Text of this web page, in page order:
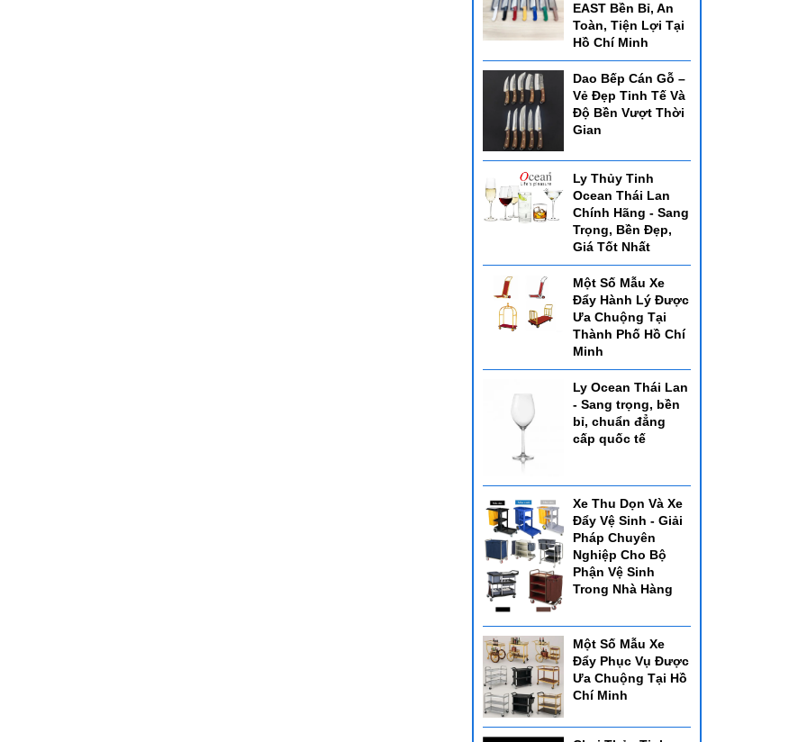
EAST Bền Bỉ, An
Toàn, Tiện Lợi Tại
Hồ Chí Minh
Dao Bếp Cán Gỗ –
Vẻ Đẹp Tinh Tế Và
Độ Bền Vượt Thời
Gian
Ly Thủy Tinh
Ocean Thái Lan
Chính Hãng - Sang
Trọng, Bền Đẹp,
Giá Tốt Nhất
Một Số Mẫu Xe
Đẩy Hành Lý Được
Ưa Chuộng Tại
Thành Phố Hồ Chí
Minh
Ly Ocean Thái Lan
- Sang trọng, bền
bỉ, chuẩn đẳng
cấp quốc tế
Xe Thu Dọn Và Xe
Đẩy Vệ Sinh - Giải
Pháp Chuyên
Nghiệp Cho Bộ
Phận Vệ Sinh
Trong Nhà Hàng
Một Số Mẫu Xe
Đẩy Phục Vụ Được
Ưa Chuộng Tại Hồ
Chí Minh